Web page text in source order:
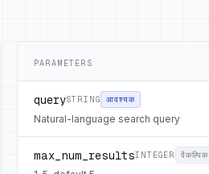
PARAMETERS
querySTRING आवश्यक
Natural-language search query
max_num_resultsINTEGER वैकल्पिक